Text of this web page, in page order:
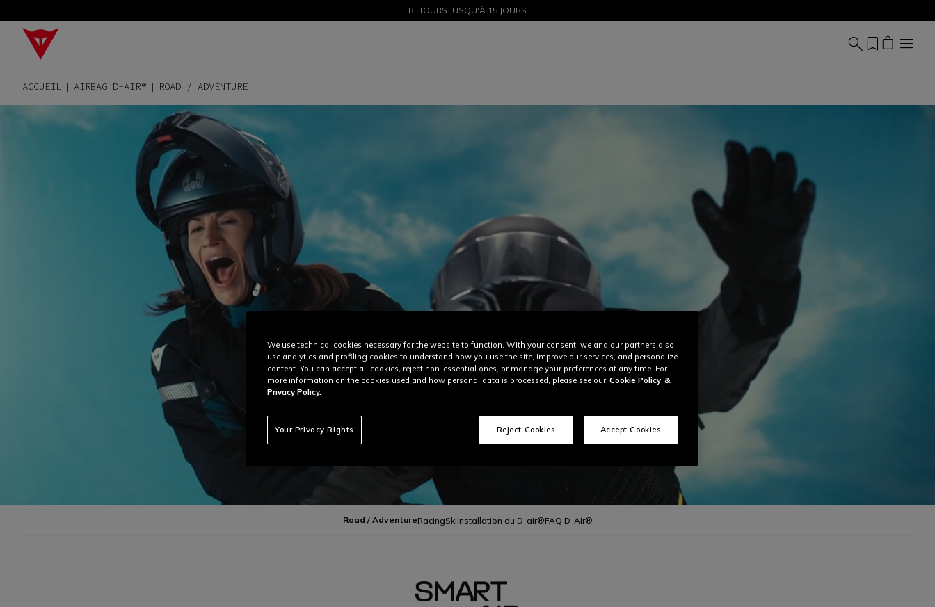
SOLDES JUSQU'À-50 % – ACHETEZ MAINTENANT
RETOURS JUSQU'À 15 JOURS
ACCUEIL AIRBAG D-AIR® ROAD / ADVENTURE
Road / AdventureRacingSkiInstallation du D-air®FAQ D-Air®
We use technical cookies necessary for the website to function. With your consent, we and our partners also
use analytics and profiling cookies to understand how you use the site, improve our services, and personalize
content. You can accept all cookies, reject non-essential ones, or manage your preferences at any time. For
more information on the cookies used and how personal data is processed, please see our Cookie Policy &
Privacy Policy.
Your Privacy Rights Reject Cookies Accept Cookies